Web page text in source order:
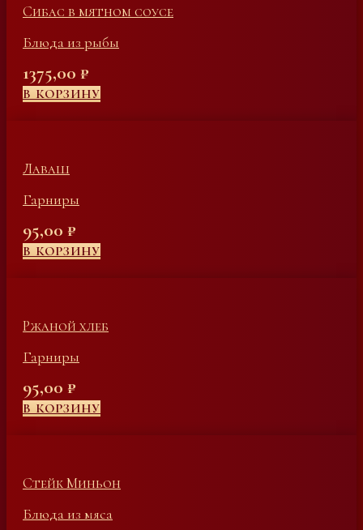
Сибас в мятном соусе
Блюда из рыбы
1375,00 ₽
В КОРЗИНУ
Лаваш
Гарниры
95,00 ₽
В КОРЗИНУ
Ржаной хлеб
Гарниры
95,00 ₽
В КОРЗИНУ
Стейк Миньон
Блюда из мяса